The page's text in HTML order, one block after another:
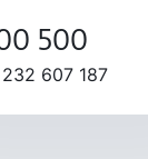
500
607 187